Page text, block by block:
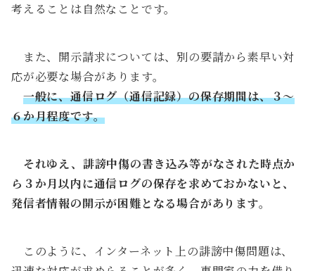
考えることは自然なことです。
また、開示請求については、別の要請から素早い対
応が必要な場合があります。
一般に、通信ログ（通信記録）の保存期間は、３～
６か月程度です。
それゆえ、 誹謗中傷の書き込み等がなされた時点か
ら３か月以内に通信ログの保存を求めておかないと、
発信者情報の開示が困難となる場合があります。
このように、インターネット上の誹謗中傷問題は、